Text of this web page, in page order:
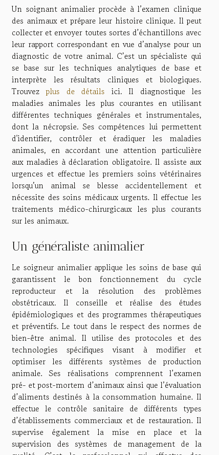
Un soignant animalier procède à l’examen clinique
des animaux et prépare leur histoire clinique. Il peut
collecter et envoyer toutes sortes d’échantillons avec
leur rapport correspondant en vue d’analyse pour un
diagnostic de votre animal. C’est un spécialiste qui
se base sur les techniques analytiques de base et
interprète les résultats cliniques et biologiques.
Trouvezplus de détails ici. Il diagnostique les
maladies animales les plus courantes en utilisant
différentes techniques générales et instrumentales,
dont la nécropsie. Ses compétences lui permettent
d'identifier, contrôler et éradiquer les maladies
animales, en accordant une attention particulière
aux maladies à déclaration obligatoire. Il assiste aux
urgences et effectue les premiers soins vétérinaires
lorsqu’un animal se blesse accidentellement et
nécessite des soins médicaux urgents. Il effectue les
traitements médico-chirurgicaux les plus courants
sur les animaux.
Un généraliste animalier
Le soigneur animalier applique les soins de base qui
garantissent le bon fonctionnement du cycle
reproducteur et la résolution des problèmes
obstétricaux. Il conseille et réalise des études
épidémiologiques et des programmes thérapeutiques
et préventifs. Le tout dans le respect des normes de
bien-être animal. Il utilise des protocoles et des
technologies spécifiques visant à modifier et
optimiser les différents systèmes de production
animale. Ses réalisations comprennent l’examen
pré- et post-mortem d’animaux ainsi que l’évaluation
d’aliments destinés à la consommation humaine. Il
effectue le contrôle sanitaire de différents types
d’établissements commerciaux et de restauration. Il
supervise également la mise en place et la
supervision des systèmes de management de la